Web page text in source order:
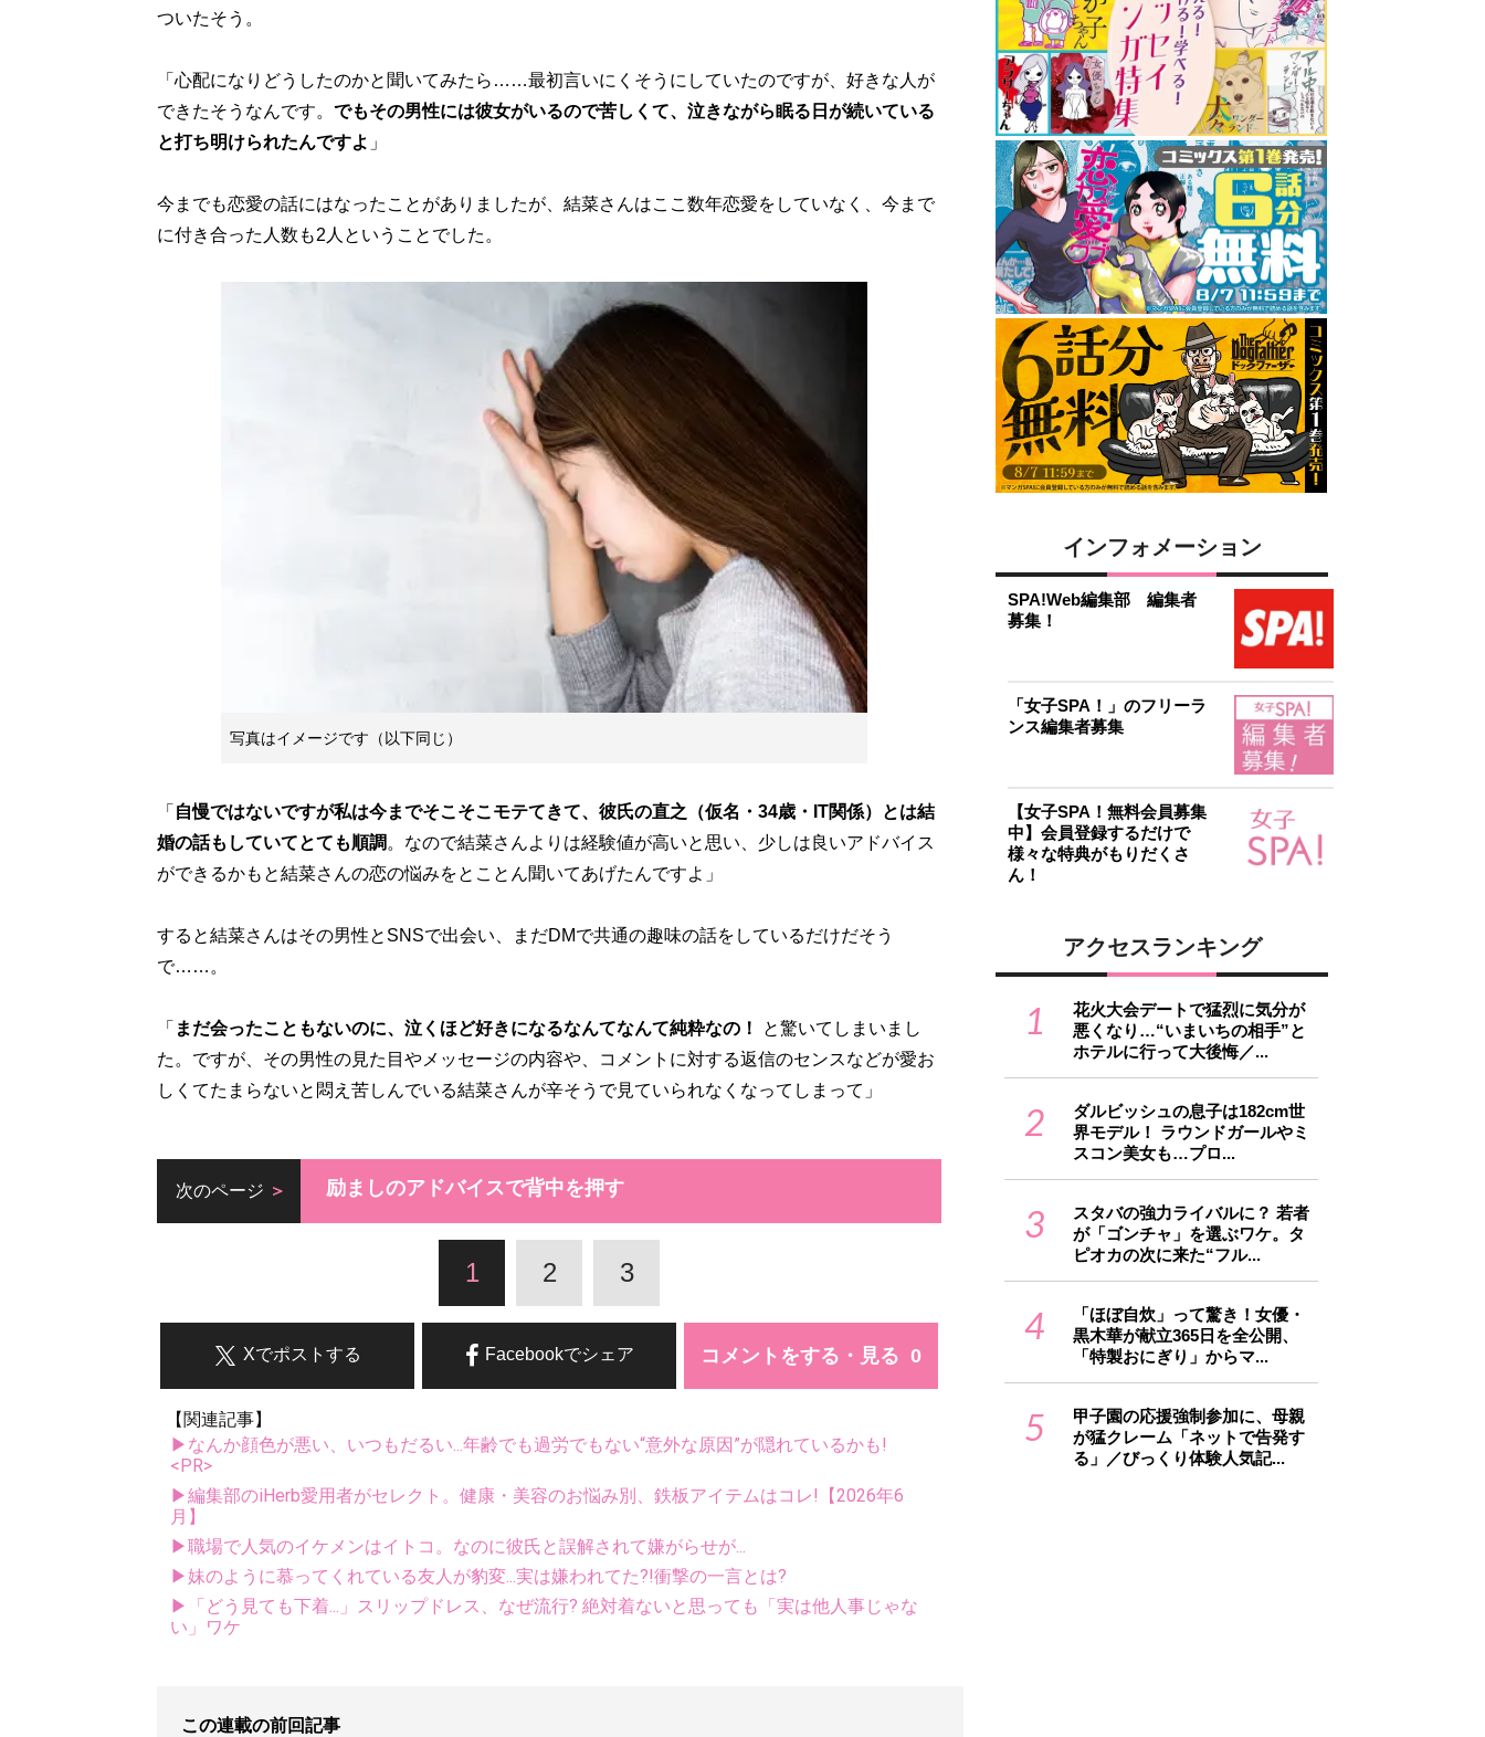
ついたそう。
「心配になりどうしたのかと聞いてみたら……最初言いにくそうにしていたのですが、好きな人が
できたそうなんです。 でもその男性には彼女がいるので苦しくて、泣きながら眠る日が続いている
と打ち明けられたんですよ 」
今までも恋愛の話にはなったことがありましたが、結菜さんはここ数年恋愛をしていなく、今まで
に付き合った人数も2人ということでした。
写真はイメージです（以下同じ）
「 自慢ではないですが私は今までそこそこモテてきて、彼氏の直之（仮名・34歳・IT関係）とは結
婚の話もしていてとても順調。なので結菜さんよりは経験値が高いと思い、少しは良いアドバイス
ができるかもと結菜さんの恋の悩みをとことん聞いてあげたんですよ」
すると結菜さんはその男性とSNSで出会い、まだDMで共通の趣味の話をしているだけだそう
で……。
「 まだ会ったこともないのに、泣くほど好きになるなんてなんて純粋なの！
と驚いてしまいまし
た。ですが、その男性の見た目やメッセージの内容や、コメントに対する返信のセンスなどが愛お
しくてたまらないと悶え苦しんでいる結菜さんが辛そうで見ていられなくなってしまって」
次のページ 励ましのアドバイスで背中を押す
1 2 3
コメントをする・見る
Facebookでシェア
Xでポストする
【関連記事】
▶なんか顔色が悪い、いつもだるい...年齢でも過労でもない“意外な原因”が隠れているかも!
<PR>
▶編集部のiHerb愛用者がセレクト。健康・美容のお悩み別、鉄板アイテムはコレ!【2026年6
月】
▶職場で人気のイケメンはイトコ。なのに彼氏と誤解されて嫌がらせが...
▶妹のように慕ってくれている友人が豹変...実は嫌われてた?!衝撃の一言とは?
▶「どう見ても下着...」スリップドレス、なぜ流行? 絶対着ないと思っても「実は他人事じゃな
い」ワケ
この連載の前回記事
インフォメーション
SPA!Web編集部 編集者
募集！
「女子SPA！」のフリーラ
ンス編集者募集
【女子SPA！無料会員募集
中】会員登録するだけで
様々な特典がもりだくさ
ん！
アクセスランキング
1
花火大会デートで猛烈に気分が
悪くなり…“いまいちの相手”と
ホテルに行って大後悔／...
2
ダルビッシュの息子は182cm世
界モデル！ ラウンドガールやミ
スコン美女も…プロ...
3
スタバの強力ライバルに？ 若者
が「ゴンチャ」を選ぶワケ。タ
ピオカの次に来た“フル...
4
「ほぼ自炊」って驚き！女優・
黒木華が献立365日を全公開、
「特製おにぎり」からマ...
5
甲子園の応援強制参加に、母親
が猛クレーム「ネットで告発す
る」／びっくり体験人気記...